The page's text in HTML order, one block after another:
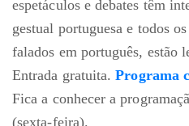
espetáculos e debates têm
gestual portuguesa e todos
falados em português, estão
Entrada gratuita.Programa
Fica a conhecer a
(sexta-feira).